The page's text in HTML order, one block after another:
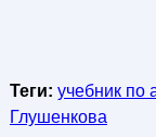
Теги: учебник по
Глушенкова